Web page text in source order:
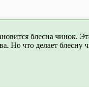
блесна чинок.
что делает блесну